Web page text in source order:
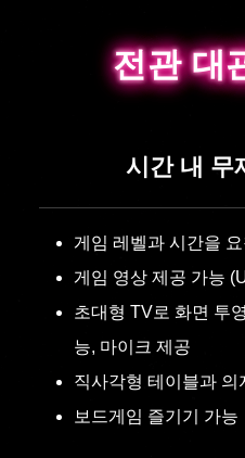
전관 대
전관 대
시간 내 무
게임 레벨과 시간을
게임 영상 제공 가능
초대형 TV로 화면 투
능, 마이크 제공
직사각형 테이블과 의
보드게임 즐기기 가능